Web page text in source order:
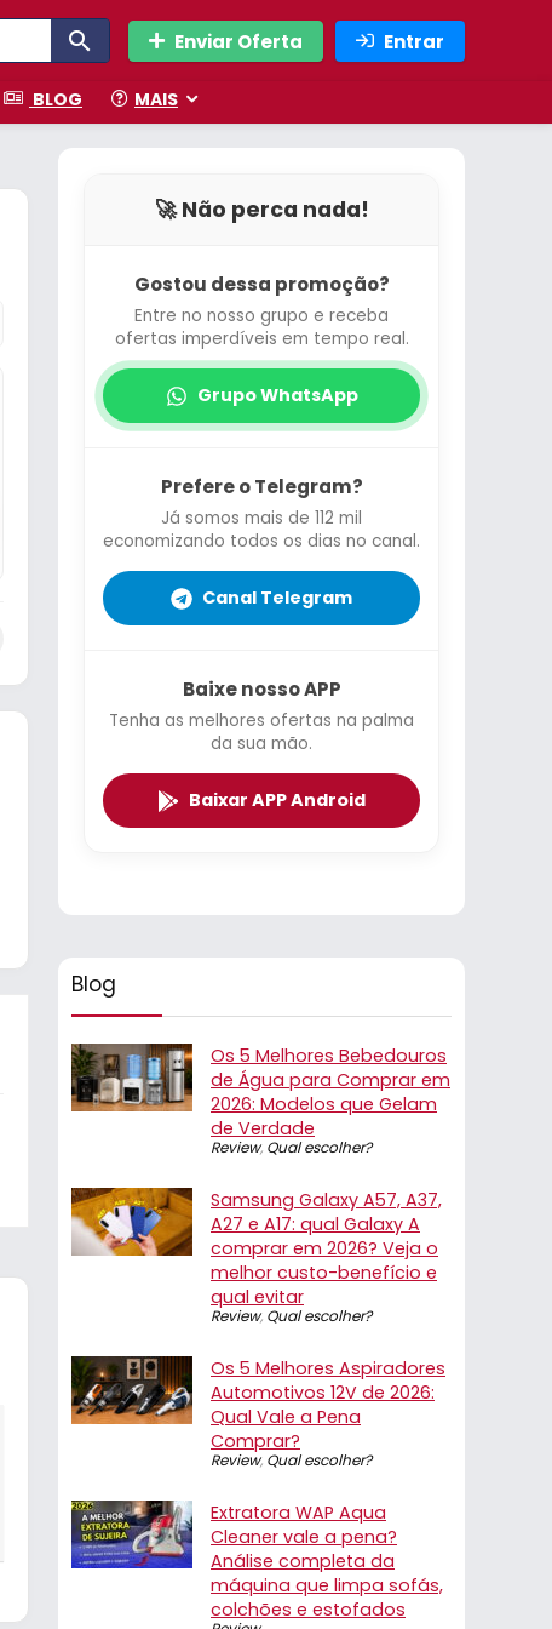
Enviar Oferta Entrar
BLOG MAIS
🚀 Não perca nada!
Gostou dessa promoção?
Entre no nosso grupo e receba
ofertas imperdíveis em tempo real.
Grupo WhatsApp
Prefere o Telegram?
Já somos mais de 112 mil
economizando todos os dias no canal.
Canal Telegram
Baixe nosso APP
Tenha as melhores ofertas na palma
da sua mão.
Baixar APP Android
Blog
Os 5 Melhores Bebedouros
de Água para Comprar em
2026: Modelos que Gelam
de Verdade
Review, Qual escolher?
Samsung Galaxy A57, A37,
A27 e A17: qual Galaxy A
comprar em 2026? Veja o
melhor custo-benefício e
qual evitar
Review, Qual escolher?
Os 5 Melhores Aspiradores
Automotivos 12V de 2026:
Qual Vale a Pena
Comprar?
Review, Qual escolher?
Extratora WAP Aqua
Cleaner vale a pena?
Análise completa da
máquina que limpa sofás,
colchões e estofados